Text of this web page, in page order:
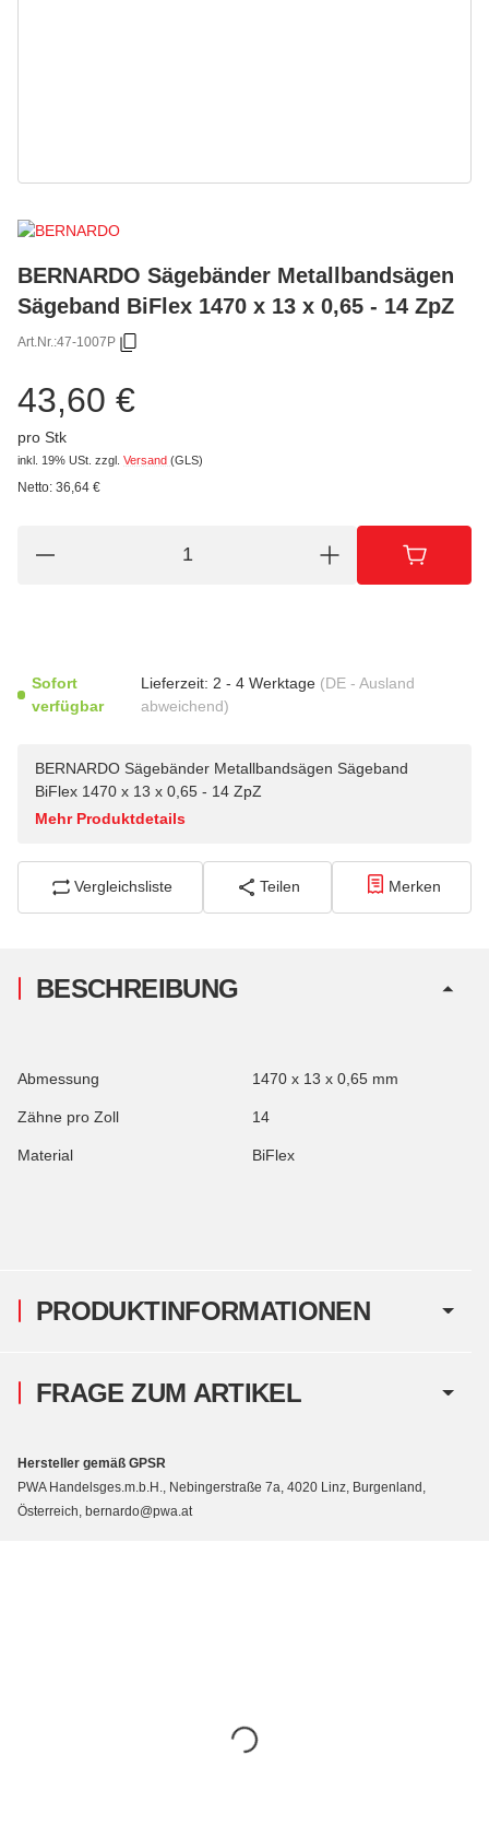
BERNARDO Sägebänder Metallbandsägen
Sägeband BiFlex 1470 x 13 x 0,65 - 14 ZpZ
Art.Nr.:47-1007P
43,60 €
pro Stk
inkl. 19% USt. zzgl. Versand (GLS)
Netto: 36,64 €
Sofort
verfügbar
Lieferzeit: 2 - 4 Werktage (DE - Ausland
abweichend)
BERNARDO Sägebänder Metallbandsägen Sägeband
BiFlex 1470 x 13 x 0,65 - 14 ZpZ
Mehr Produktdetails
Vergleichsliste Teilen Merken
PRODUKTINFORMATIONEN
BESCHREIBUNG
Abmessung 1470 x 13 x 0,65 mm
Zähne pro Zoll 14
Material BiFlex
FRAGE ZUM ARTIKEL
Hersteller gemäß GPSR
PWA Handelsges.m.b.H., Nebingerstraße 7a, 4020 Linz, Burgenland,
Österreich, bernardo@pwa.at